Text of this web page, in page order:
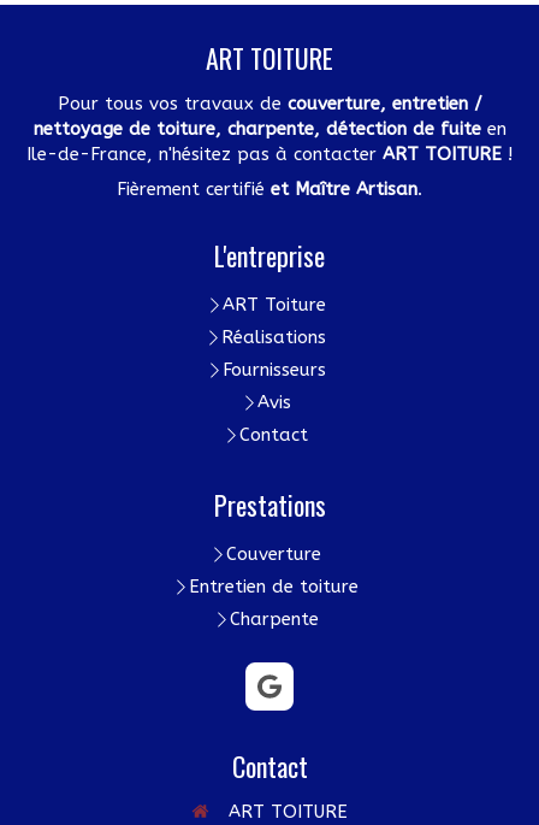
ART TOITURE
Pour tous vos travaux de couverture, entretien /
nettoyage de toiture, charpente, détection de fuiteen
Ile-de-France, n'hésitez pas à contacter ART TOITURE !
Fièrement certifié et Maître Artisan.
L'entreprise
ART Toiture
Réalisations
Fournisseurs
Avis
Contact
Prestations
Couverture
Entretien de toiture
Charpente
Contact
ART TOITURE